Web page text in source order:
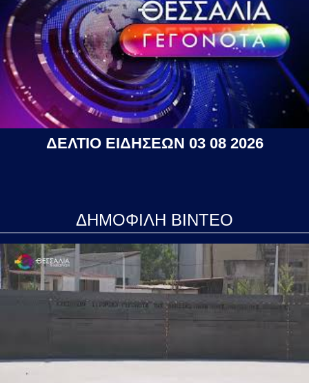
ΔΕΛΤΙΟ ΕΙΔΗΣΕΩΝ 03 08 2026
ΔΗΜΟΦΙΛΗ ΒΙΝΤΕΟ